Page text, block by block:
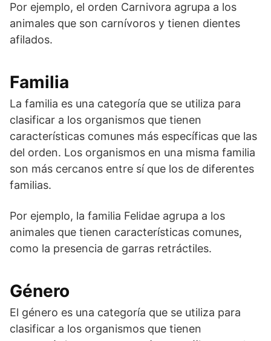
Por ejemplo, el orden Carnivora agrupa a los
animales que son carnívoros y tienen dientes
afilados.
Familia
La familia es una categoría que se utiliza para
clasificar a los organismos que tienen
características comunes más específicas que las
del orden. Los organismos en una misma familia
son más cercanos entre sí que los de diferentes
familias.
Por ejemplo, la familia Felidae agrupa a los
animales que tienen características comunes,
como la presencia de garras retráctiles.
Género
El género es una categoría que se utiliza para
clasificar a los organismos que tienen